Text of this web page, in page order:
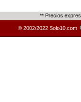
** Precios
© 2002/2022 Solo10.com